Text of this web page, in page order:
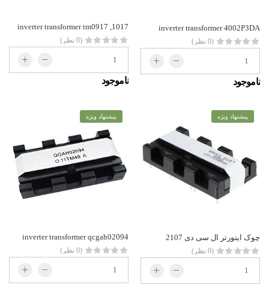
inverter transformer 4002P3DA
(0 نظر)
ناموجود
inverter transformer tm0917 ,1017
(0 نظر)
ناموجود
پیشنهاد ویژه
چوک اینورتر ال سی دی 2107
(0 نظر)
پیشنهاد ویژه
inverter transformer qcgah02094
(0 نظر)